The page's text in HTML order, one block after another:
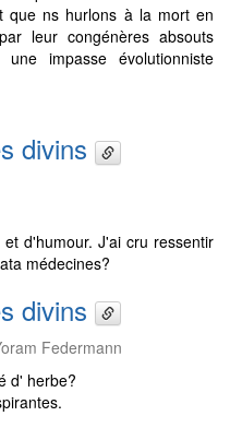
que ns hurlons à la mort en
leur congénères absouts
impasse évolutionniste
divins
d'humour. J'ai cru ressentir
médecines?
divins
Federmann
d' herbe?